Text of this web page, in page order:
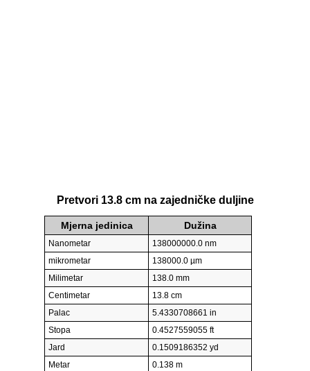
Pretvori 13.8 cm na zajedničke duljine
Mjerna jedinica Dužina
Nanometar
138000000.0 nm
mikrometar
138000.0 µm
Milimetar
138.0 mm
Centimetar
13.8 cm
Palac
5.4330708661 in
Stopa
0.4527559055 ft
Jard
0.1509186352 yd
Metar
0.138 m